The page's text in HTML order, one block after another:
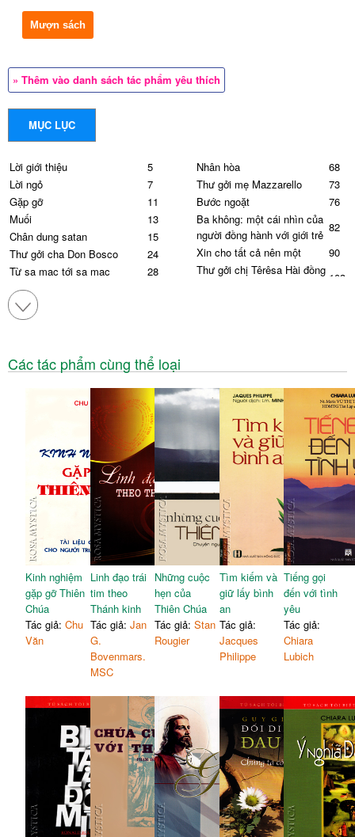
Mượn sách
» Thêm vào danh sách tác phẩm yêu thích
MỤC LỤC
Lời giới thiệu
5
Lời ngỏ
7
Gặp gỡ
11
Muối
13
Chân dung satan
15
Thư gởi cha Don Bosco
24
Từ sa mạc tới sa mạc
28
Đi vào mùa xuân vĩnh cửu
Nếu thầy có ở đây
Ra đi
Tiếng gọi
51
Niềm vui
53
Người thợ trẻ làng Nazareth
55
"Hãy làm việc này để nhớ
58
Nguồn vui cuả người lữ hành 61
Nhân hòa
68
Thư gởi mẹ Mazzarello
73
Bước ngoặt
76
Ba không: một cái nhìn của
người đồng hành với giới trẻ
82
Xin cho tất cả nên một
90
Thư gởi chị Têrêsa Hài đồng
103
Thánh thể: tình yêu dấn
thân vào đời thường
Vận hành của ân sủng
131
Lớn hay nhỏ?
139
Yêu sách
146
Bình an: khát vọng và tặng
149
Lên đường với thầy
161
Trường đại học Giê su
Các tác phẩm cùng thể loại
Kinh nghiệm
gặp gỡ Thiên
Chúa
Tác giả:Chu
Văn
Linh đạo trái
tim theo
Thánh kinh
Tác giả: Jan
G.
Bovenmars.
MSC
Những cuộc
hẹn của
Thiên Chúa
Tác giả:Stan
Rougier
Tìm kiếm và
giữ lấy bình
an
Tác giả:
Jacques
Philippe
Tiếng gọi
đến với tình
yêu
Tác giả:
Chiara
Lubich